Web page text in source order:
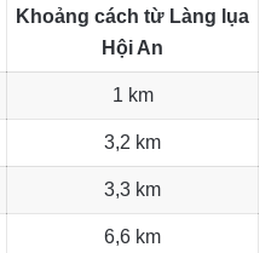
Khoảng cách từ Làng lụa
Hội An
1 km
3,2 km
3,3 km
6,6 km